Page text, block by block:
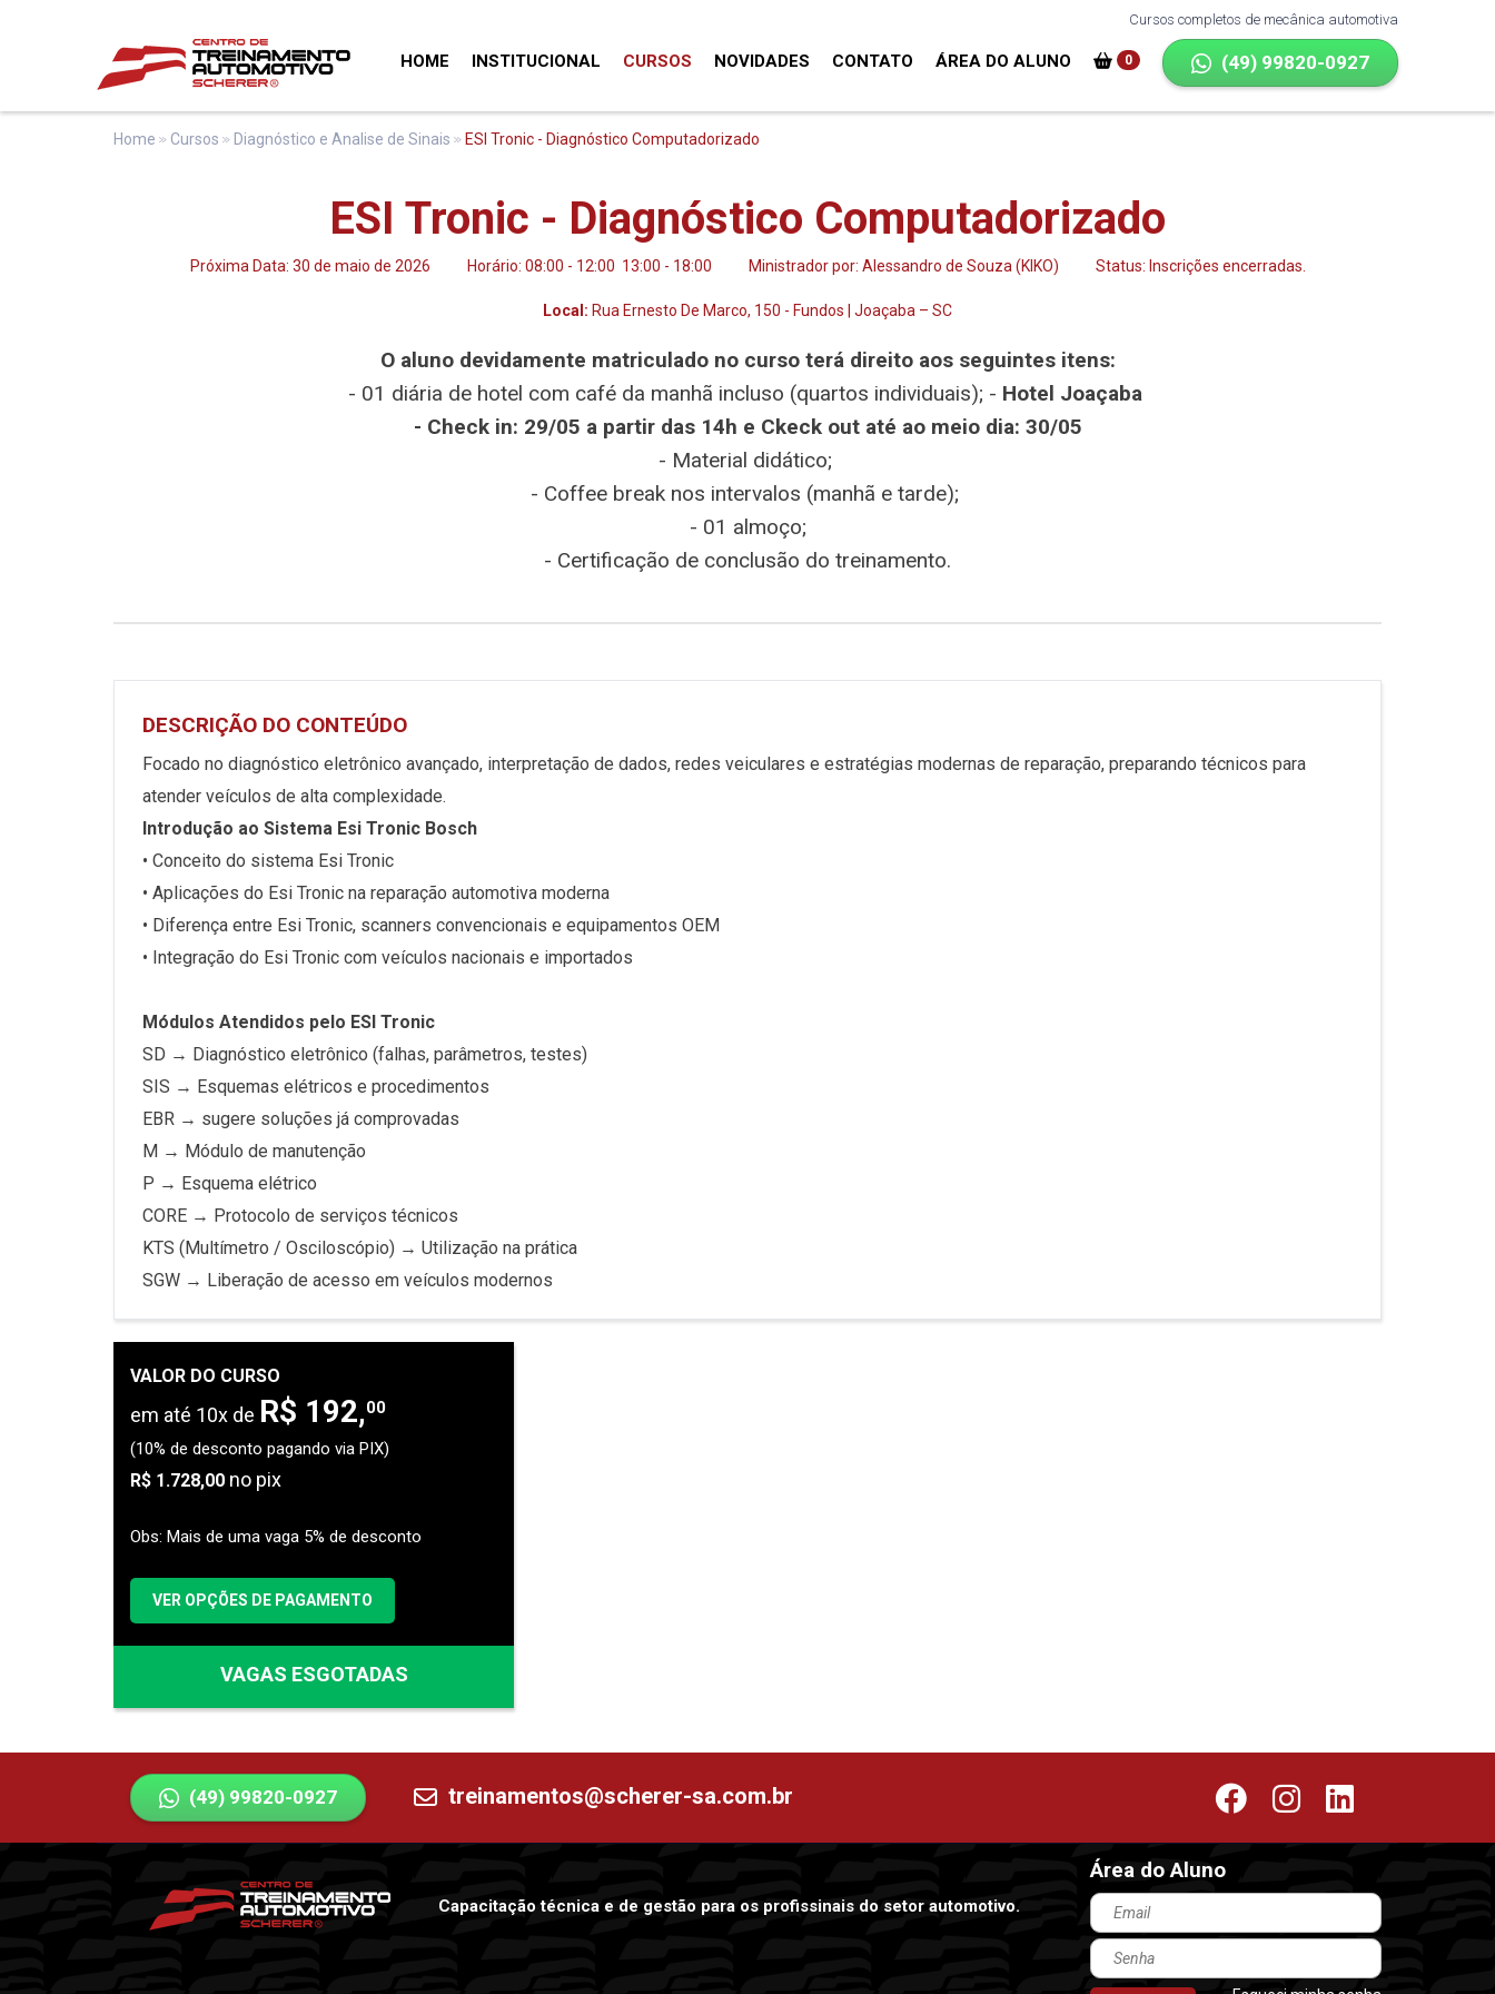
Cursos completos de mecânica automotiva
HOME INSTITUCIONAL CURSOS NOVIDADES CONTATO ÁREA DO ALUNO 0 (49) 99820-0927
Home Cursos Diagnóstico e Analise de Sinais ESI Tronic - Diagnóstico Computadorizado
ESI Tronic - Diagnóstico Computadorizado
Próxima Data: 30 de maio de 2026 Horário: 08:00 - 12:00 13:00 - 18:00 Ministrador por: Alessandro de Souza (KIKO) Status: Inscrições encerradas.
Local: Rua Ernesto De Marco, 150 - Fundos | Joaçaba – SC
O aluno devidamente matriculado no curso terá direito aos seguintes itens:
- 01 diária de hotel com café da manhã incluso (quartos individuais); - Hotel Joaçaba
- Check in: 29/05 a partir das 14h e Ckeck out até ao meio dia: 30/05
- Material didático;
- Coffee break nos intervalos (manhã e tarde);
- 01 almoço;
- Certificação de conclusão do treinamento.
DESCRIÇÃO DO CONTEÚDO
Focado no diagnóstico eletrônico avançado, interpretação de dados, redes veiculares e estratégias modernas de reparação, preparando técnicos para
atender veículos de alta complexidade.
Introdução ao Sistema Esi Tronic Bosch
• Conceito do sistema Esi Tronic
• Aplicações do Esi Tronic na reparação automotiva moderna
• Diferença entre Esi Tronic, scanners convencionais e equipamentos OEM
• Integração do Esi Tronic com veículos nacionais e importados
Módulos Atendidos pelo ESI Tronic
SD → Diagnóstico eletrônico (falhas, parâmetros, testes)
SIS → Esquemas elétricos e procedimentos
EBR → sugere soluções já comprovadas
M → Módulo de manutenção
P → Esquema elétrico
CORE → Protocolo de serviços técnicos
KTS (Multímetro / Osciloscópio) → Utilização na prática
SGW → Liberação de acesso em veículos modernos
VALOR DO CURSO
em até 10x de R$ 192,00
(10% de desconto pagando via PIX)
R$ 1.728,00 no pix
Obs: Mais de uma vaga 5% de desconto
VER OPÇÕES DE PAGAMENTO
VAGAS ESGOTADAS
(49) 99820-0927 treinamentos@scherer-sa.com.br
Capacitação técnica e de gestão para os profissinais do setor automotivo.
Área do Aluno
Email
Senha